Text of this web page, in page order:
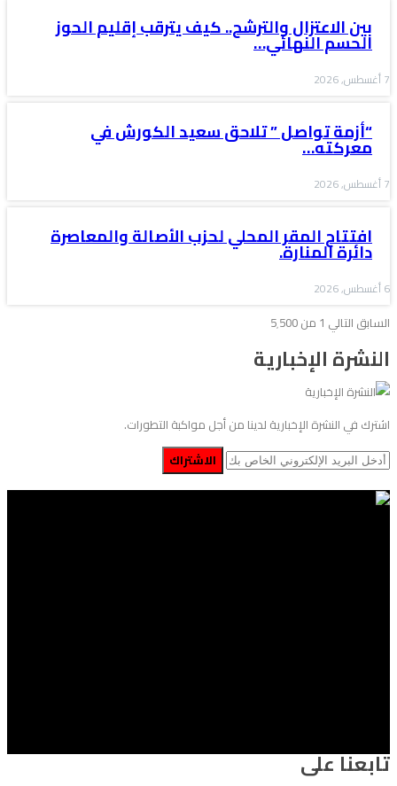
بين الاعتزال والترشح.. كيف يترقب إقليم الحوز
الحسم النهائي…
7 أغسطس, 2026
“أزمة تواصل ” تلاحق سعيد الكورش في
معركته…
7 أغسطس, 2026
افتتاح المقر المحلي لحزب الأصالة والمعاصرة
دائرة المنارة.
6 أغسطس, 2026
السابق التالي 1 من 5٬500
النشرة الإخبارية
اشترك في النشرة الإخبارية لدينا من أجل مواكبة التطورات.
الاشتراك
تابعنا على